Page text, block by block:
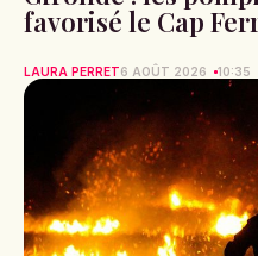
favorisé le Cap
LAURA PERRET6 AOÛT 2026 10:35